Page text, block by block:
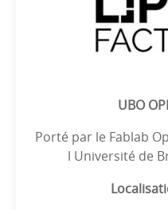
UBO
Porté par le Fablab
l Université de